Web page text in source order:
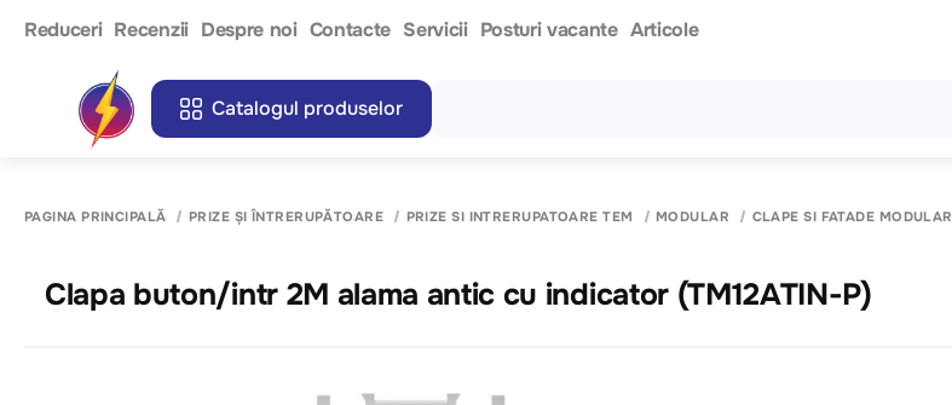
Reduceri Recenzii Despre noi Contacte Servicii Posturi vacante Articole
Catalogul produselor
PAGINA PRINCIPALĂ PRIZE ȘI ÎNTRERUPĂTOARE PRIZE SI INTRERUPATOARE TEM MODULAR CLAPE SI FATADE MODULAR
Clapa buton/intr 2M alama antic cu indicator (TM12ATIN-P)